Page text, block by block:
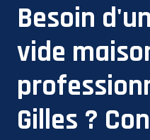
Besoin
vide
Gilles ?